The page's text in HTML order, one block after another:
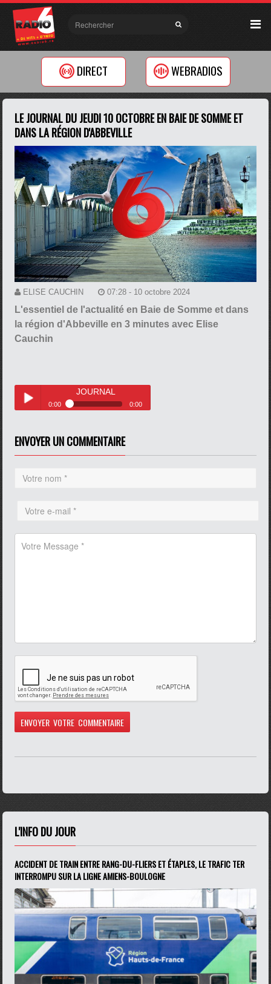
DIRECT WEBRADIOS
LE JOURNAL DU JEUDI 10 OCTOBRE EN BAIE DE SOMME ET
DANS LA RÉGION D'ABBEVILLE
ELISE CAUCHIN 07:28 - 10 octobre 2024
L'essentiel de l'actualité en Baie de Somme et dans
la région d'Abbeville en 3 minutes avec Elise
Cauchin
JOURNAL
0:00 0:00
ENVOYER UN COMMENTAIRE
L'INFO DU JOUR
ACCIDENT DE TRAIN ENTRE RANG-DU-FLIERS ET ÉTAPLES, LE TRAFIC TER
INTERROMPU SUR LA LIGNE AMIENS-BOULOGNE